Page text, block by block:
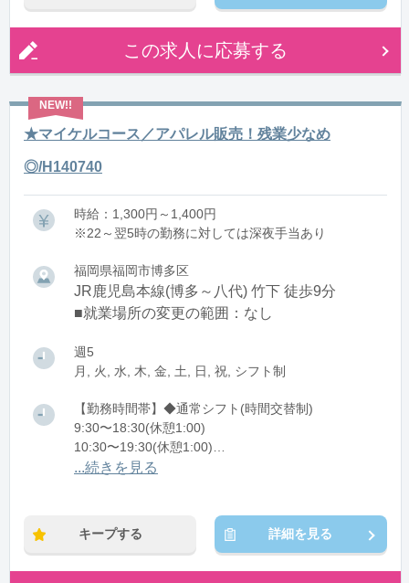
この求人に応募する
★マイケルコース／アパレル販売！残業少なめ
◎/H140740
時給：1,300円～1,400円
※22～翌5時の勤務に対しては深夜手当あり
福岡県福岡市博多区
JR鹿児島本線(博多～八代) 竹下 徒歩9分
■就業場所の変更の範囲：なし
週5
月, 火, 水, 木, 金, 土, 日, 祝, シフト制
【勤務時間帯】◆通常シフト(時間交替制)
9:30〜18:30(休憩1:00)
10:30〜19:30(休憩1:00)
11:30〜20:30(休憩1:00)
※残業：0〜10時間程度/月
...続きを見る
キープする 詳細を見る